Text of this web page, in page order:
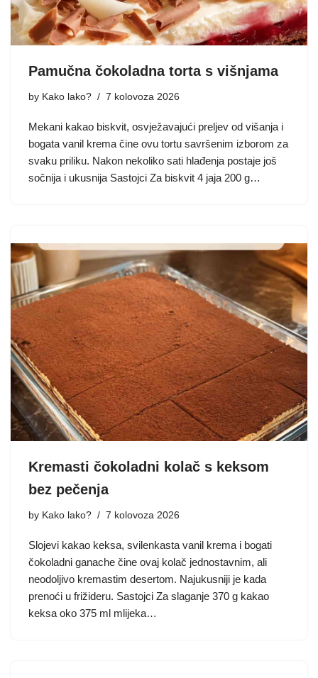
Pamučna čokoladna torta s višnjama
by Kako lako? 7 kolovoza 2026
Mekani kakao biskvit, osvježavajući preljev od višanja i
bogata vanil krema čine ovu tortu savršenim izborom za
svaku priliku. Nakon nekoliko sati hlađenja postaje još
sočnija i ukusnija Sastojci Za biskvit 4 jaja 200 g…
Kremasti čokoladni kolač s keksom
bez pečenja
by Kako lako? 7 kolovoza 2026
Slojevi kakao keksa, svilenkasta vanil krema i bogati
čokoladni ganache čine ovaj kolač jednostavnim, ali
neodoljivo kremastim desertom. Najukusniji je kada
prenoći u frižideru. Sastojci Za slaganje 370 g kakao
keksa oko 375 ml mlijeka…